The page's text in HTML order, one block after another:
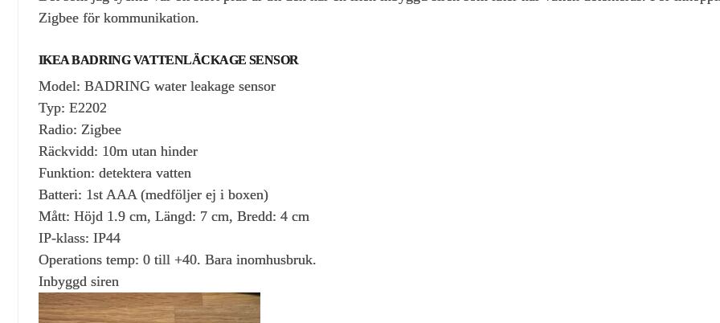
Zigbee för kommunikation.
IKEA BADRING VATTENLÄCKAGE SENSOR
Model: BADRING water leakage sensor
Typ: E2202
Radio: Zigbee
Räckvidd: 10m utan hinder
Funktion: detektera vatten
Batteri: 1st AAA (medföljer ej i boxen)
Mått: Höjd 1.9 cm, Längd: 7 cm, Bredd: 4 cm
IP-klass: IP44
Operations temp: 0 till +40. Bara inomhusbruk.
Inbyggd siren